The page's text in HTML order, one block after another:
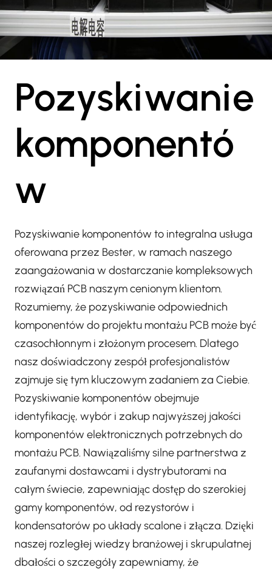
Pozyskiwanie
komponentó
w
Pozyskiwanie komponentów to integralna usługa
oferowana przez Bester, w ramach naszego
zaangażowania w dostarczanie kompleksowych
rozwiązań PCB naszym cenionym klientom.
Rozumiemy, że pozyskiwanie odpowiednich
komponentów do projektu montażu PCB może być
czasochłonnym i złożonym procesem. Dlatego
nasz doświadczony zespół profesjonalistów
zajmuje się tym kluczowym zadaniem za Ciebie.
Pozyskiwanie komponentów obejmuje
identyfikację, wybór i zakup najwyższej jakości
komponentów elektronicznych potrzebnych do
montażu PCB. Nawiązaliśmy silne partnerstwa z
zaufanymi dostawcami i dystrybutorami na
całym świecie, zapewniając dostęp do szerokiej
gamy komponentów, od rezystorów i
kondensatorów po układy scalone i złącza. Dzięki
naszej rozległej wiedzy branżowej i skrupulatnej
dbałości o szczegóły zapewniamy, że